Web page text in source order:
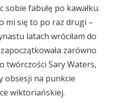
sobie fabułę po kawałku.
mi się to po raz drugi –
latach wróciłam do
zarówno
twórczości Sary Waters,
obsesji na punkcie
wiktoriańskiej.